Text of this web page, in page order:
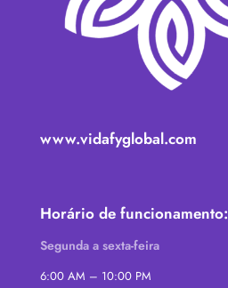
www.vidafyglobal.com
Horário de funcionamento:
Segunda a sexta-feira
6:00 AM – 10:00 PM